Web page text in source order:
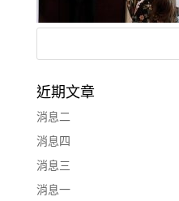
近期文章
消息二
消息四
消息三
消息一